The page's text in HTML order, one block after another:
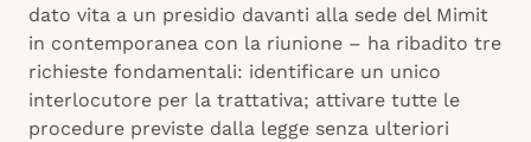
dato vita a un presidio davanti alla sede del Mimit
in contemporanea con la riunione – ha ribadito tre
richieste fondamentali: identificare un unico
interlocutore per la trattativa; attivare tutte le
procedure previste dalla legge senza ulteriori